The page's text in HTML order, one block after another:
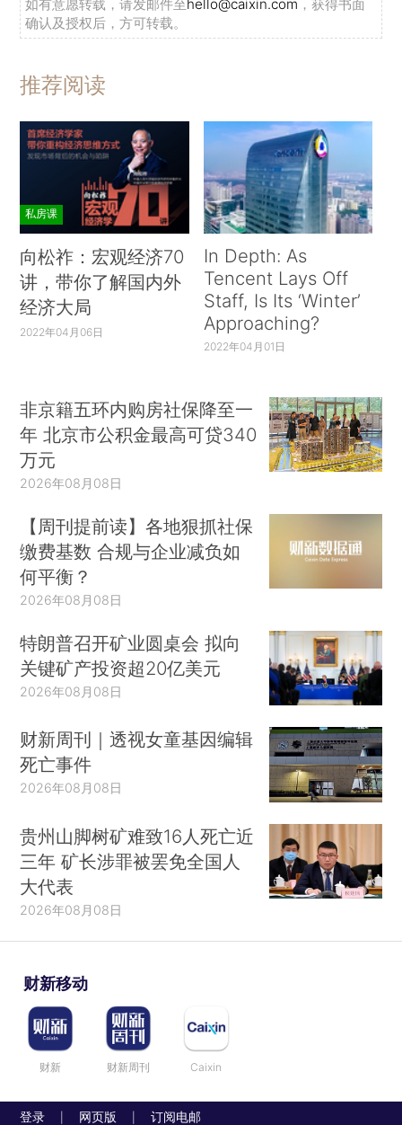
如有意愿转载，请发邮件至hello@caixin.com ，获得书面
确认及授权后，方可转载。
推荐阅读
私房课
向松祚：宏观经济70
讲，带你了解国内外
经济大局
2022年04月06日
In Depth: As
Tencent Lays Off
Staff, Is Its ‘Winter’
Approaching?
2022年04月01日
非京籍五环内购房社保降至一
年 北京市公积金最高可贷340
万元
2026年08月08日
【周刊提前读】各地狠抓社保
缴费基数 合规与企业减负如
何平衡？
2026年08月08日
特朗普召开矿业圆桌会 拟向
关键矿产投资超20亿美元
2026年08月08日
财新周刊｜透视女童基因编辑
死亡事件
2026年08月08日
贵州山脚树矿难致16人死亡近
三年 矿长涉罪被罢免全国人
大代表
2026年08月08日
财新移动
财新 财新周刊 Caixin
登录 网页版 订阅电邮